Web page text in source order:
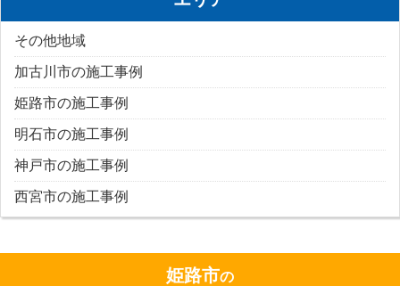
その他地域
加古川市の施工事例
姫路市の施工事例
明石市の施工事例
神戸市の施工事例
西宮市の施工事例
姫路市の